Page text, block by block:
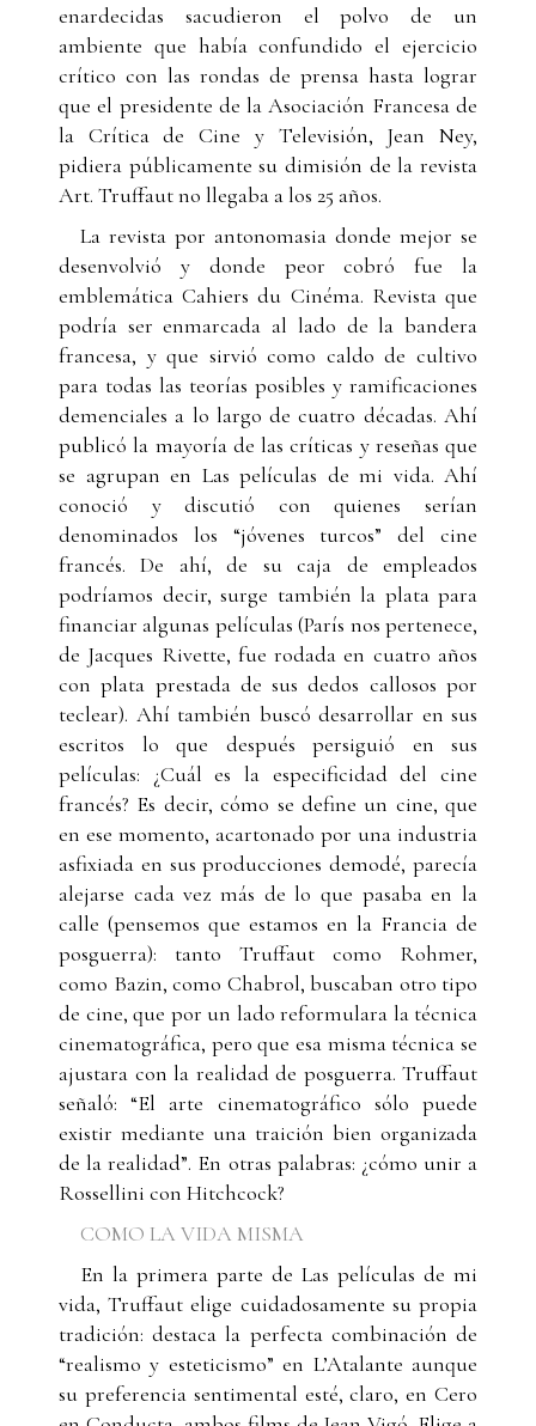
enardecidas sacudieron el polvo de un
ambiente que había confundido el ejercicio
crítico con las rondas de prensa hasta lograr
que el presidente de la Asociación Francesa de
la Crítica de Cine y Televisión, Jean Ney,
pidiera públicamente su dimisión de la revista
Art. Truffaut no llegaba a los 25 años.
La revista por antonomasia donde mejor se
desenvolvió y donde peor cobró fue la
emblemática Cahiers du Cinéma. Revista que
podría ser enmarcada al lado de la bandera
francesa, y que sirvió como caldo de cultivo
para todas las teorías posibles y ramificaciones
demenciales a lo largo de cuatro décadas. Ahí
publicó la mayoría de las críticas y reseñas que
se agrupan en Las películas de mi vida. Ahí
conoció y discutió con quienes serían
denominados los “jóvenes turcos” del cine
francés. De ahí, de su caja de empleados
podríamos decir, surge también la plata para
financiar algunas películas (París nos pertenece,
de Jacques Rivette, fue rodada en cuatro años
con plata prestada de sus dedos callosos por
teclear). Ahí también buscó desarrollar en sus
escritos lo que después persiguió en sus
películas: ¿Cuál es la especificidad del cine
francés? Es decir, cómo se define un cine, que
en ese momento, acartonado por una industria
asfixiada en sus producciones demodé, parecía
alejarse cada vez más de lo que pasaba en la
calle (pensemos que estamos en la Francia de
posguerra): tanto Truffaut como Rohmer,
como Bazin, como Chabrol, buscaban otro tipo
de cine, que por un lado reformulara la técnica
cinematográfica, pero que esa misma técnica se
ajustara con la realidad de posguerra. Truffaut
señaló: “El arte cinematográfico sólo puede
existir mediante una traición bien organizada
de la realidad”. En otras palabras: ¿cómo unir a
Rossellini con Hitchcock?
COMO LA VIDA MISMA
En la primera parte de Las películas de mi
vida, Truffaut elige cuidadosamente su propia
tradición: destaca la perfecta combinación de
“realismo y esteticismo” en L’Atalante aunque
su preferencia sentimental esté, claro, en Cero